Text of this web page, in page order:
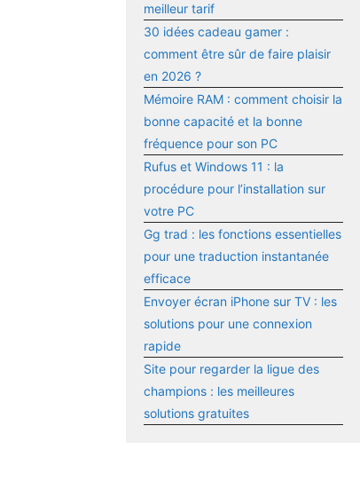
meilleur tarif
30 idées cadeau gamer :
comment être sûr de faire plaisir
en 2026 ?
Mémoire RAM : comment choisir la
bonne capacité et la bonne
fréquence pour son PC
Rufus et Windows 11 : la
procédure pour l’installation sur
votre PC
Gg trad : les fonctions essentielles
pour une traduction instantanée
efficace
Envoyer écran iPhone sur TV : les
solutions pour une connexion
rapide
Site pour regarder la ligue des
champions : les meilleures
solutions gratuites